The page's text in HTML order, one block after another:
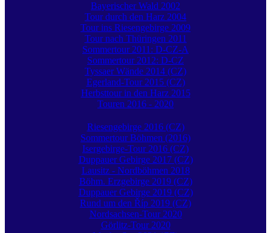
Bayerischer Wald 2002
Tour durch den Harz 2004
Tour ins Riesengebirge 2009
Tour nach Thüringen 2011
Sommertour 2011: D-CZ-A
Sommertour 2012: D-CZ
Tyssaer Wände 2014 (CZ)
Egerland-Tour 2015 (CZ)
Herbsttour in den Harz 2015
Touren 2016 - 2020
Riesengebirge 2016 (CZ)
Sommertour Böhmen (2016)
Isergebirge-Tour 2016 (CZ)
Duppauer Gebirge 2017 (CZ)
Lausitz - Nordböhmen 2018
Böhm. Erzgebirge 2019 (CZ)
Duppauer Gebirge 2019 (CZ)
Rund um den Říp 2019 (CZ)
Nordsachsen-Tour 2020
Görlitz-Tour 2020